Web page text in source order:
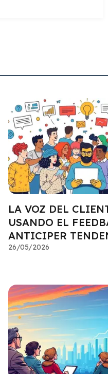
LA VOZ DEL
USANDO EL
ANTICIPER
26/05/2026